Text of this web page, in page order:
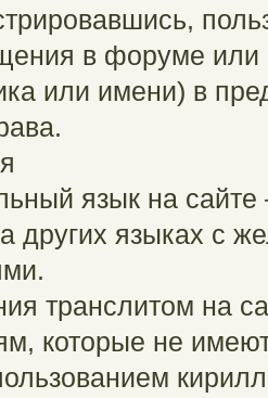
в форуме или
или имени) в
язык на сайте
других языках с
транслитом на
которые не